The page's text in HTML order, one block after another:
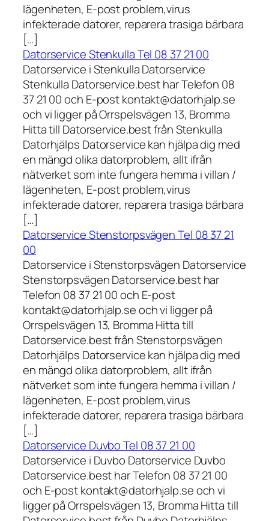
lägenheten, E-post problem,virus
infekterade datorer, reparera trasiga bärbara
[…]
Datorservice Stenkulla Tel 08 37 21 00
Datorservice i Stenkulla Datorservice
Stenkulla Datorservice.best har Telefon 08
37 21 00 och E-post kontakt@datorhjalp.se
och vi ligger på Orrspelsvägen 13, Bromma
Hitta till Datorservice.best från Stenkulla
Datorhjälps Datorservice kan hjälpa dig med
en mängd olika datorproblem, allt ifrån
nätverket som inte fungera hemma i villan /
lägenheten, E-post problem,virus
infekterade datorer, reparera trasiga bärbara
[…]
Datorservice Stenstorpsvägen Tel 08 37 21
00
Datorservice i Stenstorpsvägen Datorservice
Stenstorpsvägen Datorservice.best har
Telefon 08 37 21 00 och E-post
kontakt@datorhjalp.se och vi ligger på
Orrspelsvägen 13, Bromma Hitta till
Datorservice.best från Stenstorpsvägen
Datorhjälps Datorservice kan hjälpa dig med
en mängd olika datorproblem, allt ifrån
nätverket som inte fungera hemma i villan /
lägenheten, E-post problem,virus
infekterade datorer, reparera trasiga bärbara
[…]
Datorservice Duvbo Tel 08 37 21 00
Datorservice i Duvbo Datorservice Duvbo
Datorservice.best har Telefon 08 37 21 00
och E-post kontakt@datorhjalp.se och vi
ligger på Orrspelsvägen 13, Bromma Hitta till